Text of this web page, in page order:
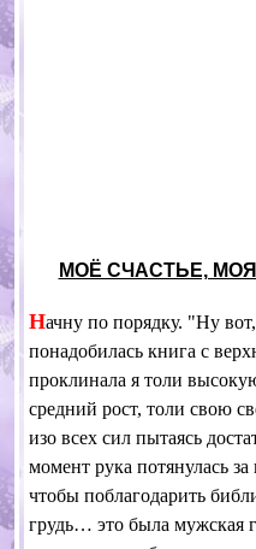
МОЁ СЧАСТЬЕ,
Начну по порядку. "Ну
понадобилась книга с
проклинала я толи
средний рост, толи свою
изо всех сил пытаясь
момент рука потянулась
чтобы поблагодарить
грудь… это была мужская